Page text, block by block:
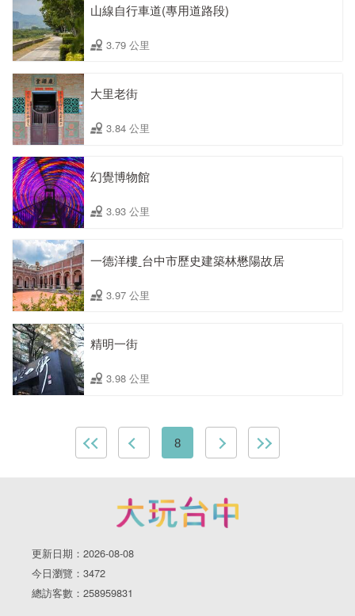
山線自行車道(專用道路段)
3.79 公里
大里老街
3.84 公里
幻覺博物館
3.93 公里
一德洋樓ˍ台中市歷史建築林懋陽故居
3.97 公里
精明一街
3.98 公里
8
更新日期：2026-08-08
今日瀏覽：3472
總訪客數：258959831